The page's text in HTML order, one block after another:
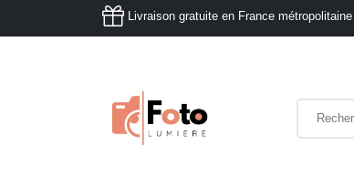
Livraison gratuite en France métropolitaine